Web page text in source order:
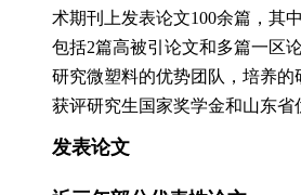
术期刊上发表论文100余篇，其
包括2篇高被引论文和多篇一区
研究微塑料的优势团队，培养的
获评研究生国家奖学金和山东省
发表论文